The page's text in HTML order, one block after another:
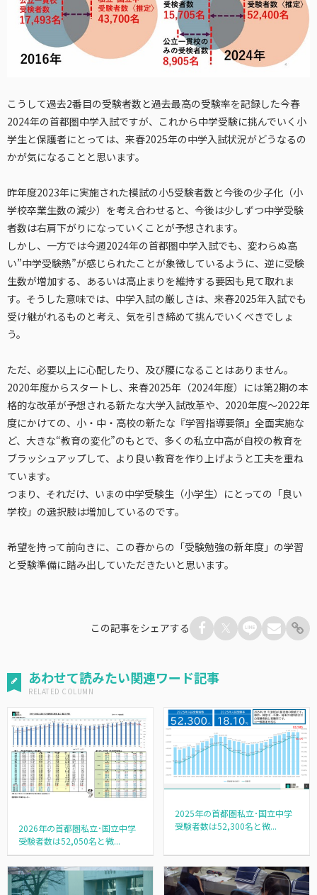
こうして過去2番目の受験者数と過去最高の受験率を記録した今春
2024年の首都圏中学入試ですが、これから中学受験に挑んでいく小
学生と保護者にとっては、来春2025年の中学入試状況がどうなるの
かが気になることと思います。
昨年度2023年に実施された模試の小5受験者数と今後の少子化（小
学校卒業生数の減少）を考え合わせると、今後は少しずつ中学受験
者数は右肩下がりになっていくことが予想されます。
しかし、一方では今週2024年の首都圏中学入試でも、変わらぬ高
い”中学受験熱”が感じられたことが象徴しているように、逆に受験
生数が増加する、あるいは高止まりを維持する要因も見て取れま
す。そうした意味では、中学入試の厳しさは、来春2025年入試でも
受け継がれるものと考え、気を引き締めて挑んでいくべきでしょ
う。
ただ、必要以上に心配したり、及び腰になることはありません。
2020年度からスタートし、来春2025年（2024年度）には第2期の本
格的な改革が予想される新たな大学入試改革や、2020年度～2022年
度にかけての、小・中・高校の新たな『学習指導要領』全面実施な
ど、大きな“教育の変化”のもとで、多くの私立中高が自校の教育を
ブラッシュアップして、より良い教育を作り上げようと工夫を重ね
ています。
つまり、それだけ、いまの中学受験生（小学生）にとっての「良い
学校」の選択肢は増加しているのです。
希望を持って前向きに、この春からの「受験勉強の新年度」の学習
と受験準備に踏み出していただきたいと思います。
この記事をシェアする
あわせて読みたい関連ワード記事
2026年の首都圏私立･国立中学
受験者数は52,050名と微...
2025年の首都圏私立･国立中学
受験者数は52,300名と微...